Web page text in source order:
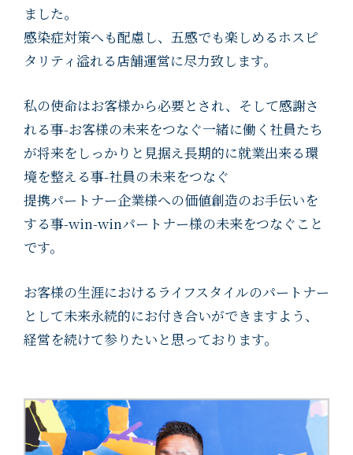
ました。
感染症対策へも配慮し、五感でも楽しめるホスピ
タリティ溢れる店舗運営に尽力致します。
私の使命はお客様から必要とされ、そして感謝さ
れる事-お客様の未来をつなぐ一緒に働く社員たち
が将来をしっかりと見据え長期的に就業出来る環
境を整える事-社員の未来をつなぐ
提携パートナー企業様への価値創造のお手伝いを
する事-win-winパートナー様の未来をつなぐこと
です。
お客様の生涯におけるライフスタイルのパートナー
として未来永続的にお付き合いができますよう、
経営を続けて参りたいと思っております。